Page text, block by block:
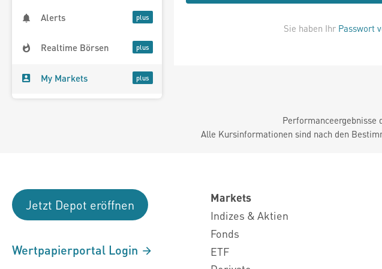
Alerts
Realtime Börsen
My Markets
Sie haben Ihr Passwort
Performanceergebnisse
Alle Kursinformationen sind nach den
Jetzt Depot eröffnen
Wertpapierportal Login
Markets
Indizes & Aktien
Fonds
ETF